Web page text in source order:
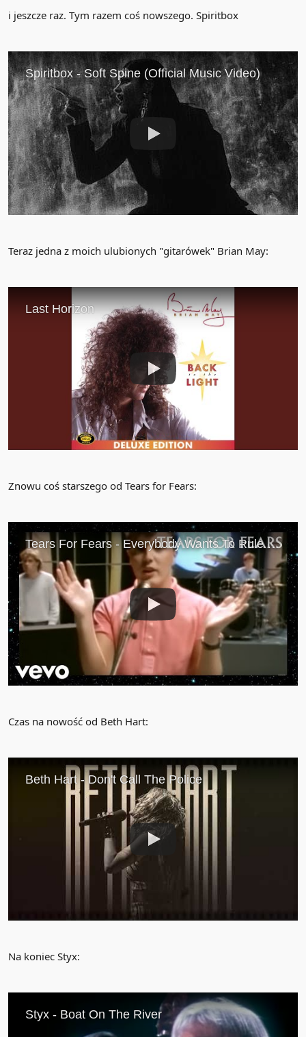
i jeszcze raz. Tym razem coś nowszego. Spiritbox
Teraz jedna z moich ulubionych "gitarówek" Brian May:
Znowu coś starszego od Tears for Fears:
Czas na nowość od Beth Hart:
Na koniec Styx: